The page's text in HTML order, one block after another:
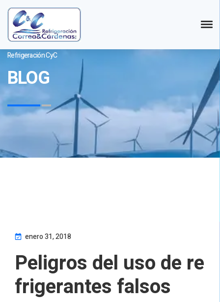
Refrigeración CyC
BLOG
enero 31, 2018
Peligros del uso de re
frigerantes falsos